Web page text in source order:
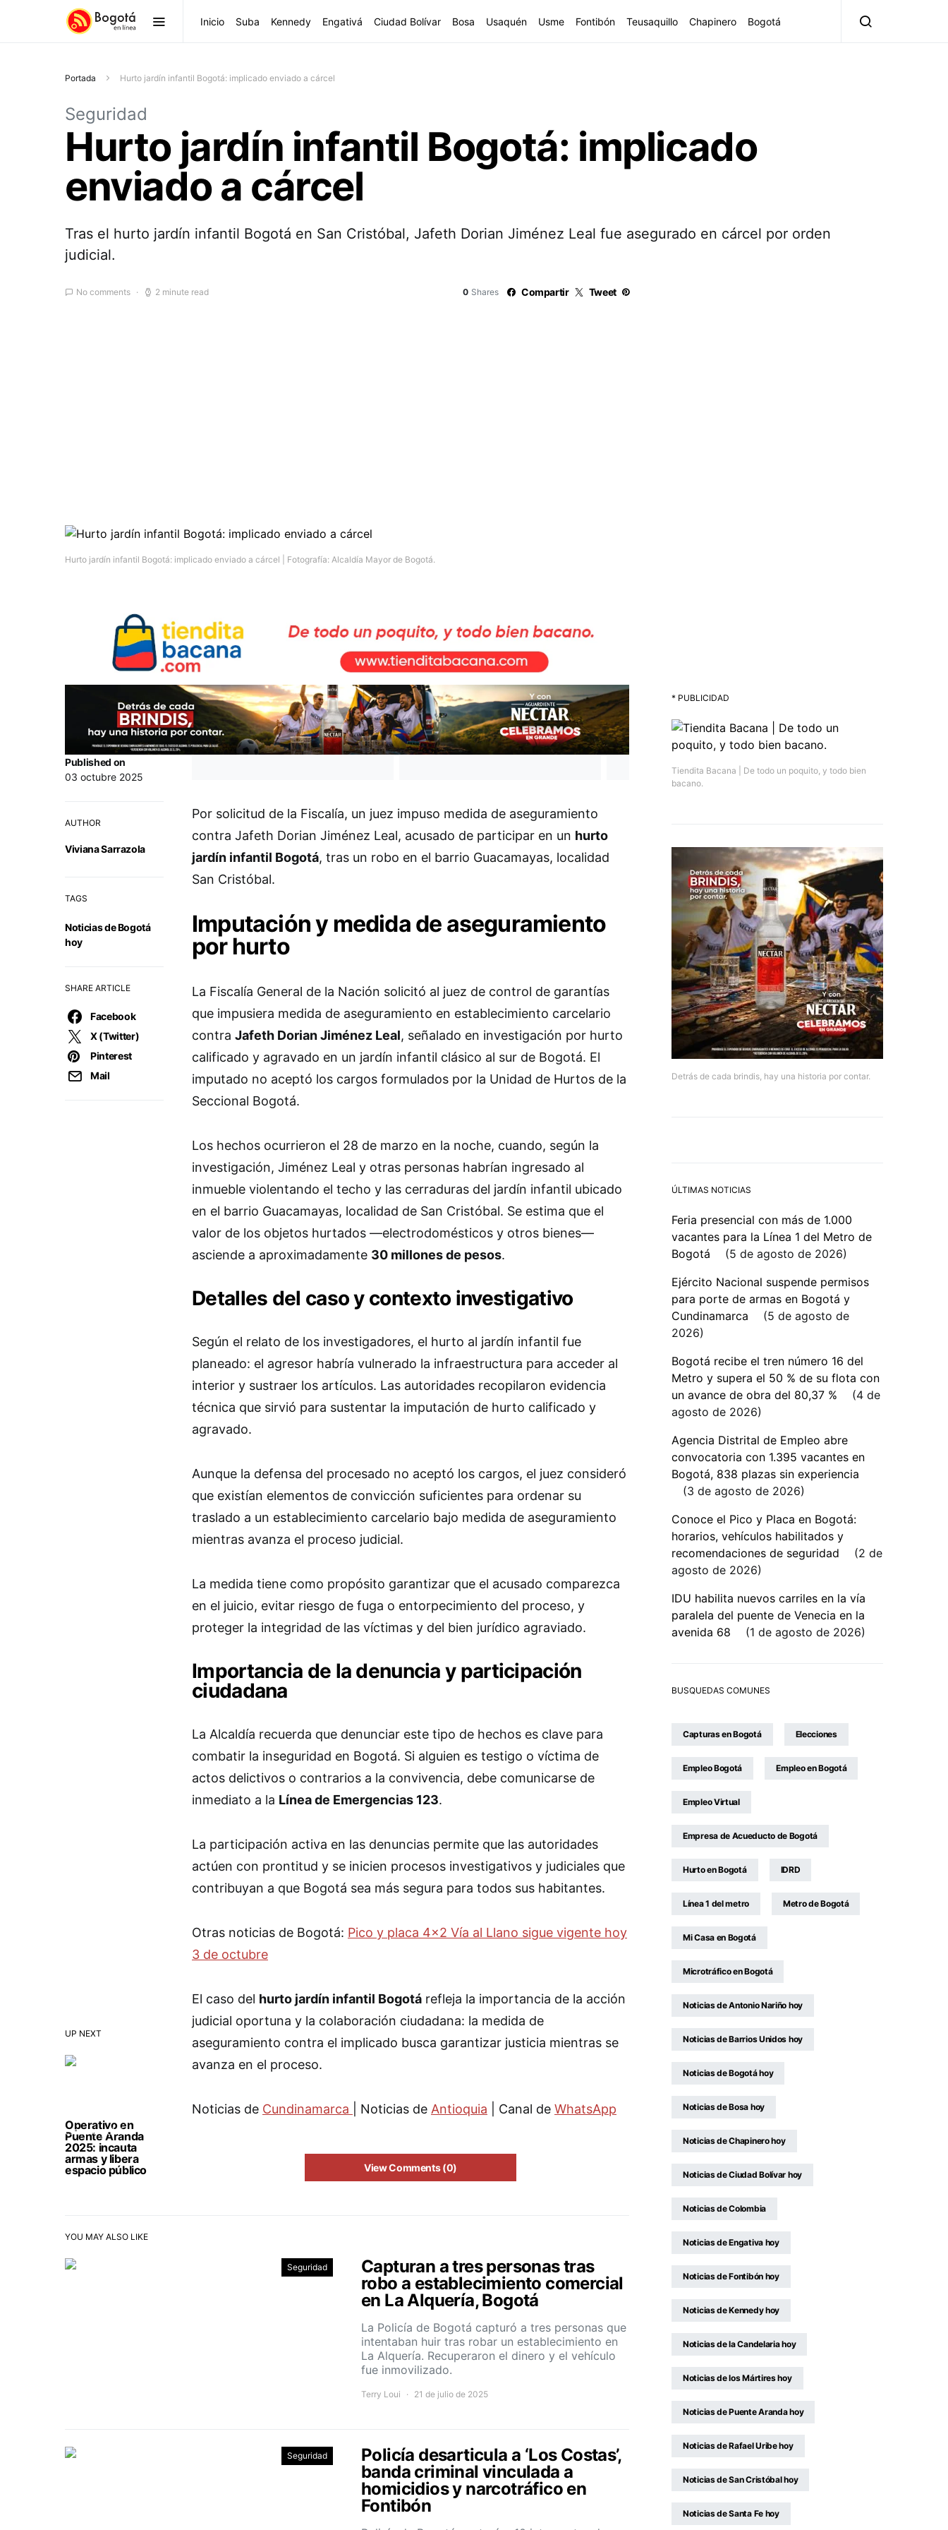
Inicio Suba Kennedy Engativá Ciudad Bolívar Bosa Usaquén Usme Fontibón Teusaquillo Chapinero Bogotá
Portada Hurto jardín infantil Bogotá: implicado enviado a cárcel
Seguridad
Hurto jardín infantil Bogotá: implicado
enviado a cárcel
Tras el hurto jardín infantil Bogotá en San Cristóbal, Jafeth Dorian Jiménez Leal fue asegurado en cárcel por orden
judicial.
No comments 2 minute read 0 Shares Compartir Tweet
Hurto jardín infantil Bogotá: implicado enviado a cárcel | Fotografía: Alcaldía Mayor de Bogotá.
UP NEXT
Operativo en
Puente Aranda
2025: incauta
armas y libera
espacio público
Published on
03 octubre 2025
AUTHOR
Viviana Sarrazola
TAGS
Noticias de Bogotá
hoy
SHARE ARTICLE
Facebook
X (Twitter)
Pinterest
Mail
Por solicitud de la Fiscalía, un juez impuso medida de aseguramiento
contra Jafeth Dorian Jiménez Leal, acusado de participar en un hurto
jardín infantil Bogotá, tras un robo en el barrio Guacamayas, localidad
San Cristóbal.
Imputación y medida de aseguramiento
por hurto
La Fiscalía General de la Nación solicitó al juez de control de garantías
que impusiera medida de aseguramiento en establecimiento carcelario
contra Jafeth Dorian Jiménez Leal, señalado en investigación por hurto
calificado y agravado en un jardín infantil clásico al sur de Bogotá. El
imputado no aceptó los cargos formulados por la Unidad de Hurtos de la
Seccional Bogotá.
Los hechos ocurrieron el 28 de marzo en la noche, cuando, según la
investigación, Jiménez Leal y otras personas habrían ingresado al
inmueble violentando el techo y las cerraduras del jardín infantil ubicado
en el barrio Guacamayas, localidad de San Cristóbal. Se estima que el
valor de los objetos hurtados —electrodomésticos y otros bienes—
asciende a aproximadamente 30 millones de pesos.
Detalles del caso y contexto investigativo
Según el relato de los investigadores, el hurto al jardín infantil fue
planeado: el agresor habría vulnerado la infraestructura para acceder al
interior y sustraer los artículos. Las autoridades recopilaron evidencia
técnica que sirvió para sustentar la imputación de hurto calificado y
agravado.
Aunque la defensa del procesado no aceptó los cargos, el juez consideró
que existían elementos de convicción suficientes para ordenar su
traslado a un establecimiento carcelario bajo medida de aseguramiento
mientras avanza el proceso judicial.
La medida tiene como propósito garantizar que el acusado comparezca
en el juicio, evitar riesgo de fuga o entorpecimiento del proceso, y
proteger la integridad de las víctimas y del bien jurídico agraviado.
Importancia de la denuncia y participación
ciudadana
La Alcaldía recuerda que denunciar este tipo de hechos es clave para
combatir la inseguridad en Bogotá. Si alguien es testigo o víctima de
actos delictivos o contrarios a la convivencia, debe comunicarse de
inmediato a la Línea de Emergencias 123.
La participación activa en las denuncias permite que las autoridades
actúen con prontitud y se inicien procesos investigativos y judiciales que
contribuyan a que Bogotá sea más segura para todos sus habitantes.
Otras noticias de Bogotá: Pico y placa 4×2 Vía al Llano sigue vigente hoy
3 de octubre
El caso del hurto jardín infantil Bogotá refleja la importancia de la acción
judicial oportuna y la colaboración ciudadana: la medida de
aseguramiento contra el implicado busca garantizar justicia mientras se
avanza en el proceso.
Noticias de Cundinamarca | Noticias de Antioquia | Canal de WhatsApp
View Comments (0)
YOU MAY ALSO LIKE
Seguridad
Capturan a tres personas tras
robo a establecimiento comercial
en La Alquería, Bogotá
La Policía de Bogotá capturó a tres personas que
intentaban huir tras robar un establecimiento en
La Alquería. Recuperaron el dinero y el vehículo
fue inmovilizado.
Terry Loui 21 de julio de 2025
Seguridad
Policía desarticula a ‘Los Costas’,
banda criminal vinculada a
homicidios y narcotráfico en
Fontibón
* PUBLICIDAD
Tiendita Bacana | De todo un poquito, y todo bien
bacano.
Detrás de cada brindis, hay una historia por contar.
ÚLTIMAS NOTICIAS
Feria presencial con más de 1.000
vacantes para la Línea 1 del Metro de
Bogotá
5 de agosto de 2026
Ejército Nacional suspende permisos
para porte de armas en Bogotá y
Cundinamarca
5 de agosto de
2026
Bogotá recibe el tren número 16 del
Metro y supera el 50 % de su flota con
un avance de obra del 80,37 %
4 de
agosto de 2026
Agencia Distrital de Empleo abre
convocatoria con 1.395 vacantes en
Bogotá, 838 plazas sin experiencia
3 de agosto de 2026
Conoce el Pico y Placa en Bogotá:
horarios, vehículos habilitados y
recomendaciones de seguridad
2 de
agosto de 2026
IDU habilita nuevos carriles en la vía
paralela del puente de Venecia en la
avenida 68
1 de agosto de 2026
BUSQUEDAS COMUNES
Capturas en Bogotá Elecciones
Empleo Bogotá Empleo en Bogotá
Empleo Virtual
Empresa de Acueducto de Bogotá
Hurto en Bogotá IDRD
Línea 1 del metro Metro de Bogotá
Mi Casa en Bogotá
Microtráfico en Bogotá
Noticias de Antonio Nariño hoy
Noticias de Barrios Unidos hoy
Noticias de Bogotá hoy
Noticias de Bosa hoy
Noticias de Chapinero hoy
Noticias de Ciudad Bolívar hoy
Noticias de Colombia
Noticias de Engativa hoy
Noticias de Fontibón hoy
Noticias de Kennedy hoy
Noticias de la Candelaria hoy
Noticias de los Mártires hoy
Noticias de Puente Aranda hoy
Noticias de Rafael Uribe hoy
Noticias de San Cristóbal hoy
Noticias de Santa Fe hoy